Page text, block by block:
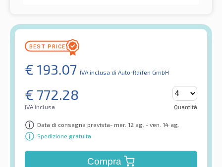
€ 193.07 IVA inclusa di Auto-Raifen GmbH
€ 772.28
IVA inclusa Quantità
Data di consegna prevista- mer. 12 ag. - ven. 14 ag.
Spedizione gratuita
Compra